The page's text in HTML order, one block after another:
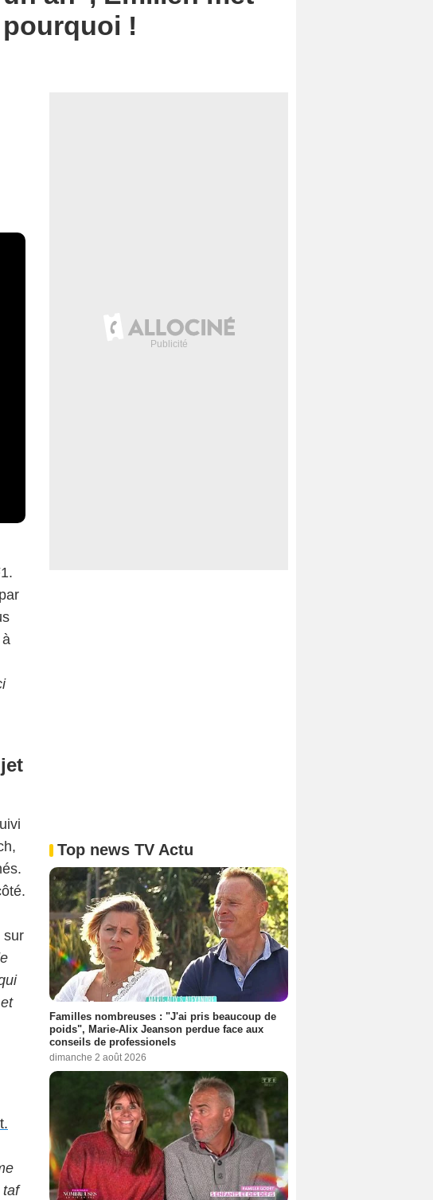
!
sur
taf
Top news TV Actu
Familles nombreuses : "J'ai pris beaucoup de
poids", Marie-Alix Jeanson perdue face aux
conseils de professionels
dimanche 2 août 2026